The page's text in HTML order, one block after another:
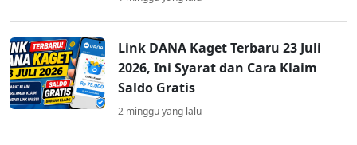
Link DANA Kaget Terbaru 23 Juli
2026, Ini Syarat dan Cara Klaim
Saldo Gratis
2 minggu yang lalu